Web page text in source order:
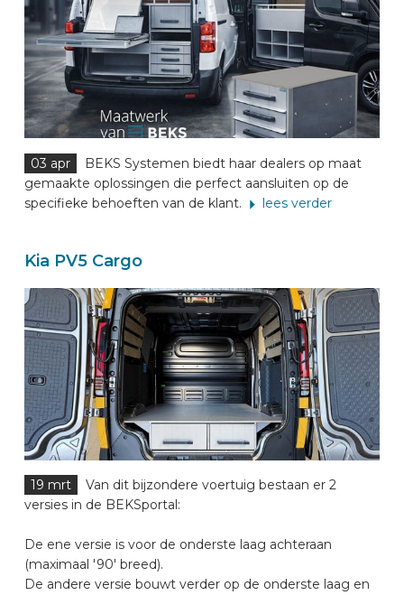
AUTOMERKEN
CONTACT
VOERTUIG INRICHTEN
NL
03 apr
BEKS Systemen biedt haar dealers op maat
gemaakte oplossingen die perfect aansluiten op de
specifieke behoeften van de klant.
lees verder
Kia PV5 Cargo
19 mrt
Van dit bijzondere voertuig bestaan er 2
versies in de BEKSportal:
De ene versie is voor de onderste laag achteraan
(maximaal '90' breed).
De andere versie bouwt verder op de onderste laag en